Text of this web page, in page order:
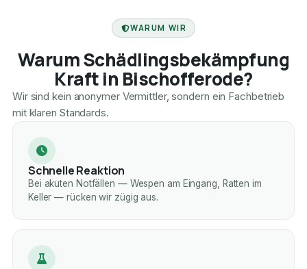
WARUM WIR
Warum Schädlingsbekämpfung
Kraft in Bischofferode?
Wir sind kein anonymer Vermittler, sondern ein Fachbetrieb
mit klaren Standards.
Schnelle Reaktion
Bei akuten Notfällen — Wespen am Eingang, Ratten im
Keller — rücken wir zügig aus.